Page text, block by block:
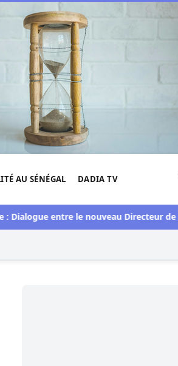
AU SÉNÉGAL DADIA TV
entre le nouveau Directeur de